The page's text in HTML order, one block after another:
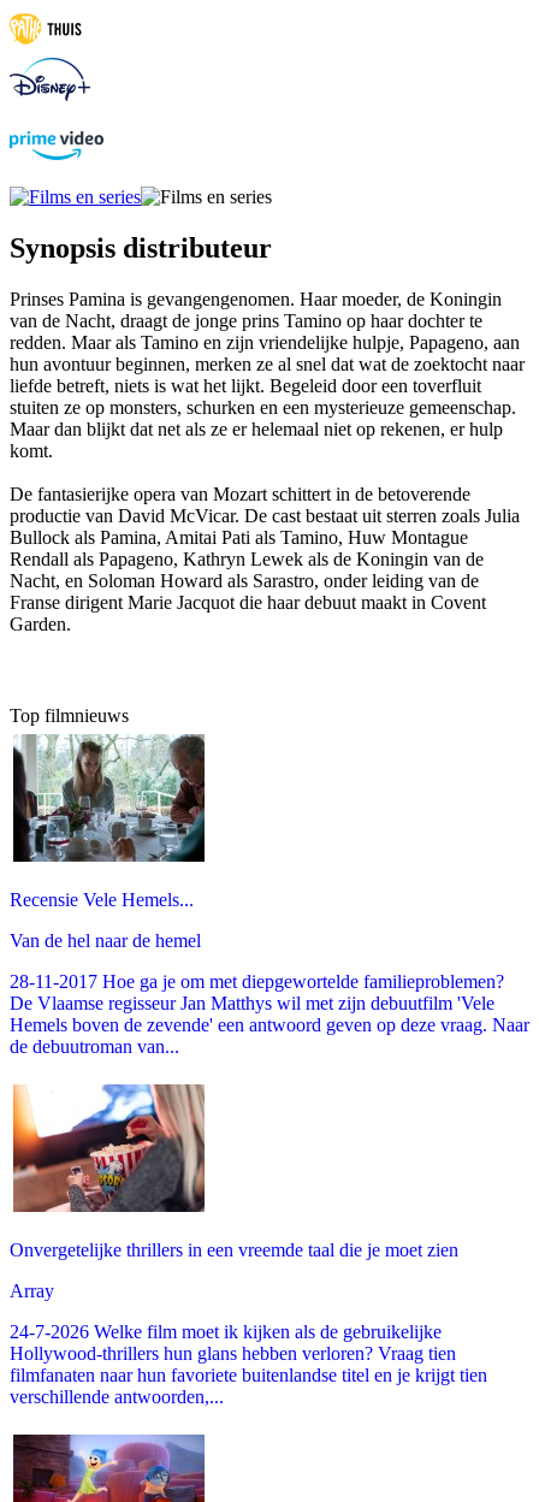
Synopsis distributeur
Prinses Pamina is gevangengenomen. Haar moeder, de Koningin
van de Nacht, draagt de jonge prins Tamino op haar dochter te
redden. Maar als Tamino en zijn vriendelijke hulpje, Papageno, aan
hun avontuur beginnen, merken ze al snel dat wat de zoektocht naar
liefde betreft, niets is wat het lijkt. Begeleid door een toverfluit
stuiten ze op monsters, schurken en een mysterieuze gemeenschap.
Maar dan blijkt dat net als ze er helemaal niet op rekenen, er hulp
komt.
De fantasierijke opera van Mozart schittert in de betoverende
productie van David McVicar. De cast bestaat uit sterren zoals Julia
Bullock als Pamina, Amitai Pati als Tamino, Huw Montague
Rendall als Papageno, Kathryn Lewek als de Koningin van de
Nacht, en Soloman Howard als Sarastro, onder leiding van de
Franse dirigent Marie Jacquot die haar debuut maakt in Covent
Garden.
Top filmnieuws
Recensie Vele Hemels...
Van de hel naar de hemel
28-11-2017 Hoe ga je om met diepgewortelde familieproblemen?
De Vlaamse regisseur Jan Matthys wil met zijn debuutfilm 'Vele
Hemels boven de zevende' een antwoord geven op deze vraag. Naar
de debuutroman van...
Onvergetelijke thrillers in een vreemde taal die je moet zien
Array
24-7-2026 Welke film moet ik kijken als de gebruikelijke
Hollywood-thrillers hun glans hebben verloren? Vraag tien
filmfanaten naar hun favoriete buitenlandse titel en je krijgt tien
verschillende antwoorden,...